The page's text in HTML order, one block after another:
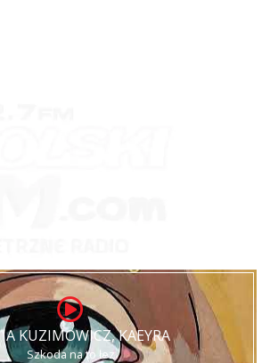
KUZIMOWICZ, KAEYRA
Szkoda na to łez